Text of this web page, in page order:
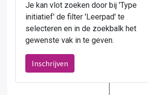
Je kan vlot zoeken door bij 'Type
initiatief' de filter 'Leerpad' te
selecteren en in de zoekbalk het
gewenste vak in te geven.
Inschrijven